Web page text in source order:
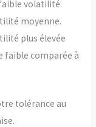
volatilité.
moyenne.
plus élevée
faible comparée à
tolérance au